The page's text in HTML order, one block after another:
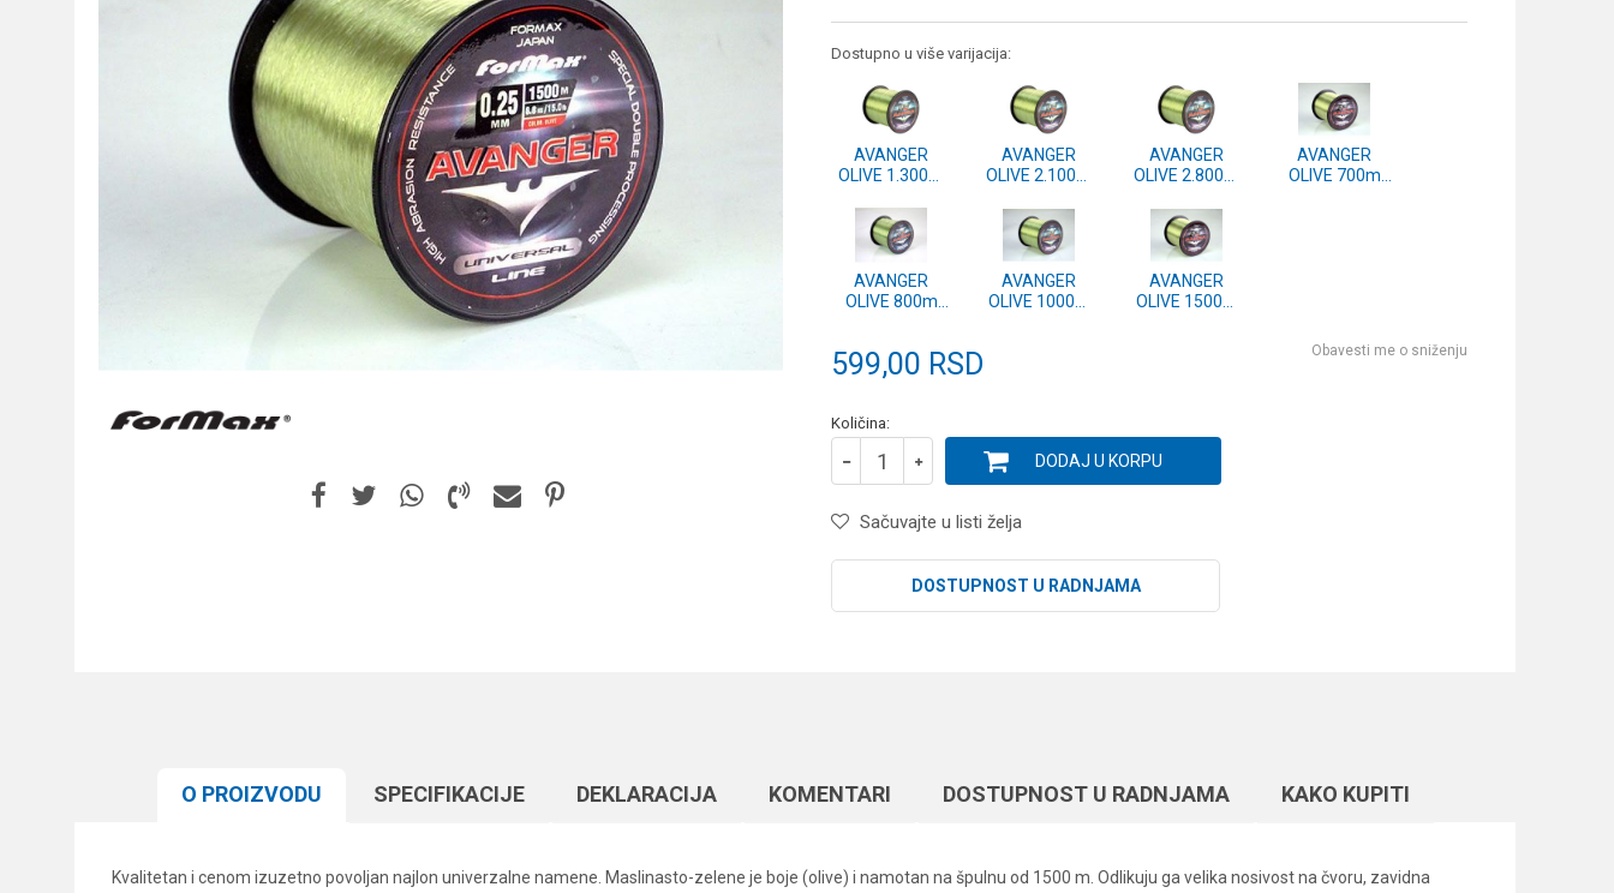
Dostupno u više varijacija:
AVANGER
OLIVE 1.300m
AVANGER
OLIVE 2.100m
AVANGER
OLIVE 2.800m
AVANGER
OLIVE 700m
AVANGER
OLIVE 800m
AVANGER
OLIVE 1000m
AVANGER
OLIVE 1500m
599,00 RSD Obavesti me o sniženju
Količina:
DODAJ U KORPU
Sačuvajte u listi želja
DOSTUPNOST U RADNJAMA
O PROIZVODU SPECIFIKACIJЕ DEKLARACIJA KOMENTARI DOSTUPNOST U RADNJAMA KAKO KUPITI
Kvalitetan i cenom izuzetno povoljan najlon univerzalne namene. Maslinasto-zelene je boje (olive) i namotan na špulnu od 1500 m. Odlikuju ga velika nosivost na čvoru, zavidna